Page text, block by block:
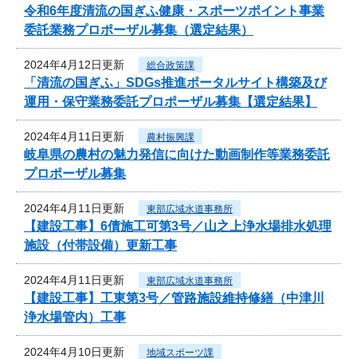
令和6年度清流の国ぎふ健康・スポーツポイント事業
委託業務プロポーザル募集（選定結果）
2024年4月12日更新 総合政策課
「清流の国ぎふ」SDGs推進ポータルサイト構築及び
運用・保守業務委託プロポーザル募集【選定結果】
2024年4月11日更新 農村振興課
岐阜県の農村の魅力発信に向けた動画制作等業務委託
プロポーザル募集
2024年4月11日更新 東部広域水道事務所
【建設工事】6債施工可第3号／山之上浄水場排水処理
施設（付帯設備）更新工事
2024年4月11日更新 東部広域水道事務所
【建設工事】工東第3号／管路施設維持修繕（中津川
浄水場管内）工事
2024年4月10日更新 地域スポーツ課